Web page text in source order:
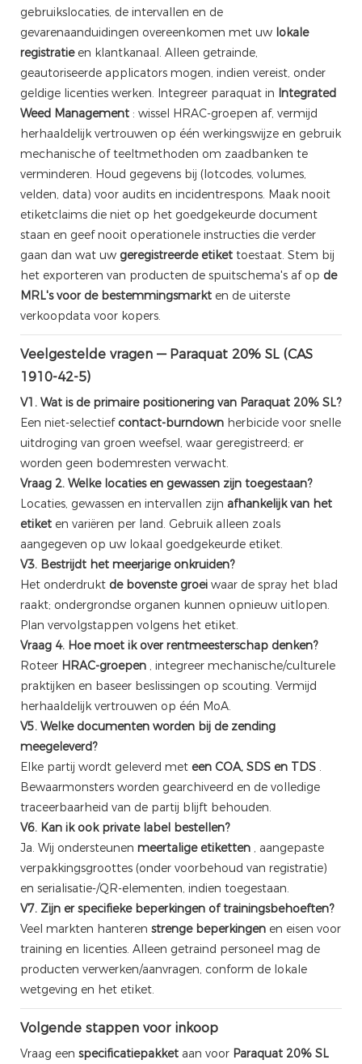
gebruikslocaties, de intervallen en de
gevarenaanduidingen overeenkomen met uw lokale
registratieen klantkanaal. Alleen getrainde,
geautoriseerde applicators mogen, indien vereist, onder
geldige licenties werken. Integreer paraquat in Integrated
Weed Management : wissel HRAC-groepen af, vermijd
herhaaldelijk vertrouwen op één werkingswijze en gebruik
mechanische of teeltmethoden om zaadbanken te
verminderen. Houd gegevens bij (lotcodes, volumes,
velden, data) voor audits en incidentrespons. Maak nooit
etiketclaims die niet op het goedgekeurde document
staan ​​en geef nooit operationele instructies die verder
gaan dan wat uw geregistreerde etiket toestaat. Stem bij
het exporteren van producten de spuitschema's af op de
MRL's voor de bestemmingsmarkt en de uiterste
verkoopdata voor kopers.
Veelgestelde vragen — Paraquat 20% SL (CAS
1910-42-5)
V1. Wat is de primaire positionering van Paraquat 20% SL?
Een niet-selectiefcontact-burndown herbicide voor snelle
uitdroging van groen weefsel, waar geregistreerd; er
worden geen bodemresten verwacht.
Vraag 2. Welke locaties en gewassen zijn toegestaan?
Locaties, gewassen en intervallen zijn afhankelijk van het
etiket en variëren per land. Gebruik alleen zoals
aangegeven op uw lokaal goedgekeurde etiket.
V3. Bestrijdt het meerjarige onkruiden?
Het onderdrukt de bovenste groei waar de spray het blad
raakt; ondergrondse organen kunnen opnieuw uitlopen.
Plan vervolgstappen volgens het etiket.
Vraag 4. Hoe moet ik over rentmeesterschap denken?
Roteer HRAC-groepen , integreer mechanische/culturele
praktijken en baseer beslissingen op scouting. Vermijd
herhaaldelijk vertrouwen op één MoA.
V5. Welke documenten worden bij de zending
meegeleverd?
Elke partij wordt geleverd met een COA, SDS en TDS
Bewaarmonsters worden gearchiveerd en de volledige
traceerbaarheid van de partij blijft behouden.
V6. Kan ik ook private label bestellen?
Ja. Wij ondersteunen meertalige etiketten , aangepaste
verpakkingsgroottes (onder voorbehoud van registratie)
en serialisatie-/QR-elementen, indien toegestaan.
V7. Zijn er specifieke beperkingen of trainingsbehoeften?
Veel markten hanteren strenge beperkingen en eisen voor
training en licenties. Alleen getraind personeel mag de
producten verwerken/aanvragen, conform de lokale
wetgeving en het etiket.
Volgende stappen voor inkoop
Vraag een specificatiepakket aan voor Paraquat 20% SL